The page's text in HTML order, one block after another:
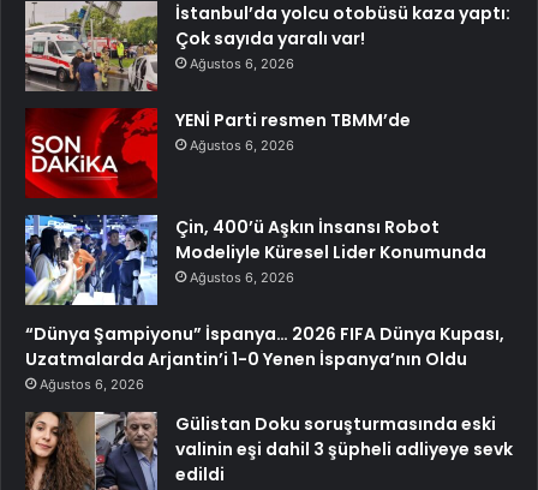
İstanbul’da yolcu otobüsü kaza yaptı:
Çok sayıda yaralı var!
Ağustos 6, 2026
YENİ Parti resmen TBMM’de
Ağustos 6, 2026
Çin, 400’ü Aşkın İnsansı Robot
Modeliyle Küresel Lider Konumunda
Ağustos 6, 2026
“Dünya Şampiyonu” İspanya… 2026 FIFA Dünya Kupası,
Uzatmalarda Arjantin’i 1-0 Yenen İspanya’nın Oldu
Ağustos 6, 2026
Gülistan Doku soruşturmasında eski
valinin eşi dahil 3 şüpheli adliyeye sevk
edildi